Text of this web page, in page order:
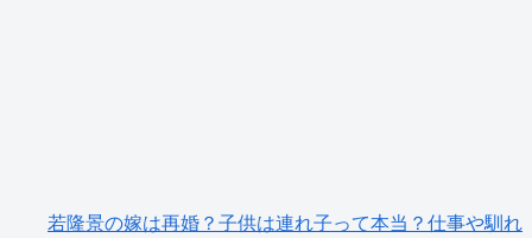
若隆景の嫁は再婚？子供は連れ子って本当？仕事や馴れ